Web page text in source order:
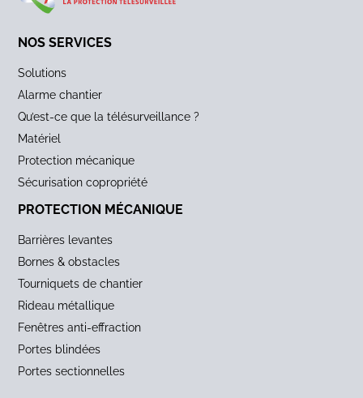
NOS SERVICES
Solutions
Alarme chantier
Qu’est-ce que la télésurveillance ?
Matériel
Protection mécanique
Sécurisation copropriété
PROTECTION MÉCANIQUE
Barrières levantes
Bornes & obstacles
Tourniquets de chantier
Rideau métallique
Fenêtres anti-effraction
Portes blindées
Portes sectionnelles